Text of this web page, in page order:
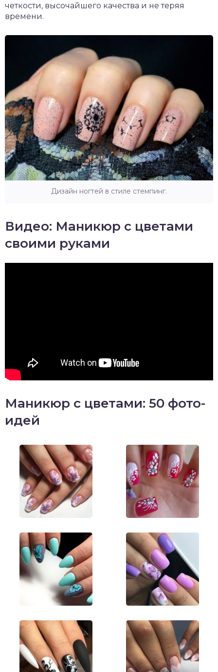
четкости, высочайшего качества и не теряя
времени.
Дизайн ногтей в стиле стемпинг.
Видео: Маникюр с цветами
своими руками
Маникюр с цветами: 50 фото-
идей